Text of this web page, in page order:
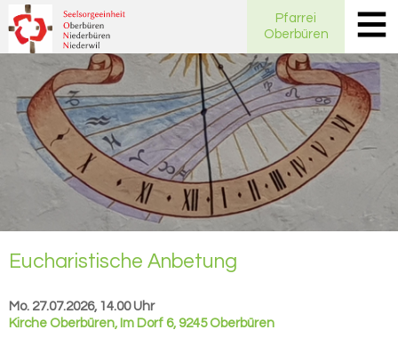
Pfarrei
Oberbüren
Eu­cha­ris­ti­sche An­be­tung
Mo. 27.07.2026, 14.00 Uhr
Kirche Oberbüren, Im Dorf 6, 9245 Oberbüren